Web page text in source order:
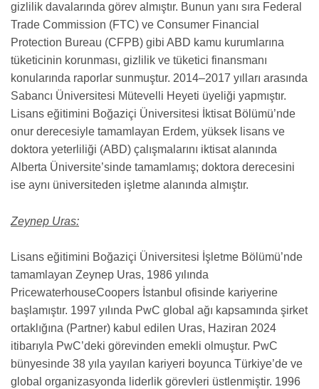
gizlilik davalarında görev almıştır. Bunun yanı sıra Federal
Trade Commission (FTC) ve Consumer Financial
Protection Bureau (CFPB) gibi ABD kamu kurumlarına
tüketicinin korunması, gizlilik ve tüketici finansmanı
konularında raporlar sunmuştur. 2014–2017 yılları arasında
Sabancı Üniversitesi Mütevelli Heyeti üyeliği yapmıştır.
Lisans eğitimini Boğaziçi Üniversitesi İktisat Bölümü’nde
onur derecesiyle tamamlayan Erdem, yüksek lisans ve
doktora yeterliliği (ABD) çalışmalarını iktisat alanında
Alberta Üniversite’sinde tamamlamış; doktora derecesini
ise aynı üniversiteden işletme alanında almıştır.
Zeynep Uras:
Lisans eğitimini Boğaziçi Üniversitesi İşletme Bölümü’nde
tamamlayan Zeynep Uras, 1986 yılında
PricewaterhouseCoopers İstanbul ofisinde kariyerine
başlamıştır. 1997 yılında PwC global ağı kapsamında şirket
ortaklığına (Partner) kabul edilen Uras, Haziran 2024
itibarıyla PwC’deki görevinden emekli olmuştur. PwC
bünyesinde 38 yıla yayılan kariyeri boyunca Türkiye’de ve
global organizasyonda liderlik görevleri üstlenmiştir. 1996